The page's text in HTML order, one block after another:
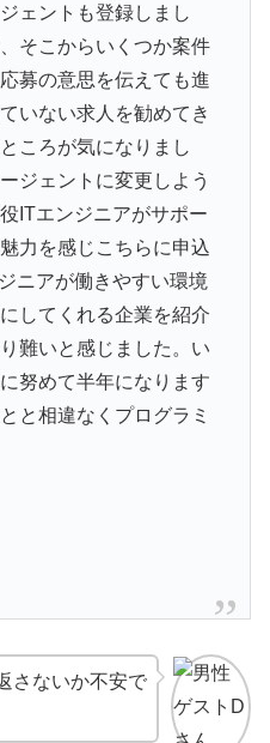
ェントも登録しまし
そこからいくつか案件
募の意思を伝えても進
いない求人を勧めてき
ころが気になりまし
ジェントに変更しよう
ITエンジニアがサポー
力を感じこちらに申込
ニアが働きやすい環境
してくれる企業を紹介
難いと感じました。い
努めて半年になります
と相違なくプログラミ
さないか不安で